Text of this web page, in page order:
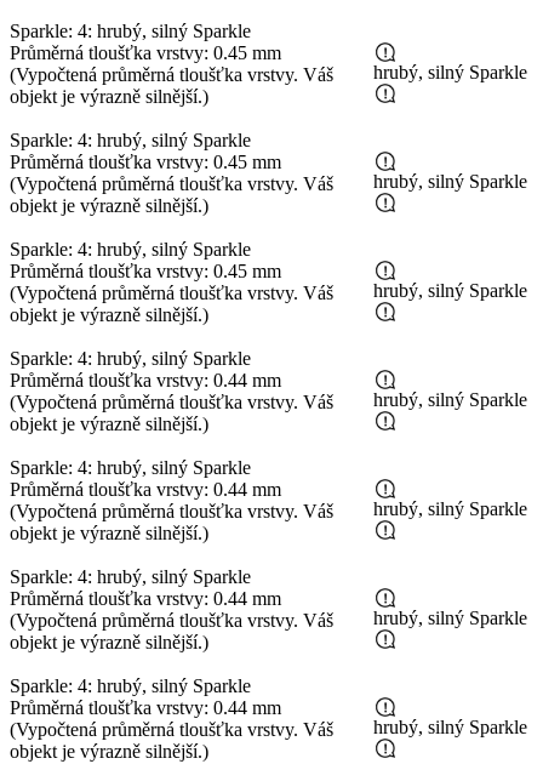
Sparkle: 4: hrubý, silný Sparkle
Průměrná tloušťka vrstvy: 0.45 mm
(Vypočtená průměrná tloušťka vrstvy. Váš
objekt je výrazně silnější.)
Sparkle: 4: hrubý, silný Sparkle
hrubý, silný Sparkle
Průměrná tloušťka vrstvy: 0.45 mm
(Vypočtená průměrná tloušťka vrstvy. Váš
objekt je výrazně silnější.)
Sparkle: 4: hrubý, silný Sparkle
hrubý, silný Sparkle
Průměrná tloušťka vrstvy: 0.45 mm
(Vypočtená průměrná tloušťka vrstvy. Váš
objekt je výrazně silnější.)
Sparkle: 4: hrubý, silný Sparkle
hrubý, silný Sparkle
Průměrná tloušťka vrstvy: 0.44 mm
(Vypočtená průměrná tloušťka vrstvy. Váš
objekt je výrazně silnější.)
Sparkle: 4: hrubý, silný Sparkle
hrubý, silný Sparkle
Průměrná tloušťka vrstvy: 0.44 mm
(Vypočtená průměrná tloušťka vrstvy. Váš
objekt je výrazně silnější.)
Sparkle: 4: hrubý, silný Sparkle
hrubý, silný Sparkle
Průměrná tloušťka vrstvy: 0.44 mm
(Vypočtená průměrná tloušťka vrstvy. Váš
objekt je výrazně silnější.)
Sparkle: 4: hrubý, silný Sparkle
hrubý, silný Sparkle
Průměrná tloušťka vrstvy: 0.44 mm
(Vypočtená průměrná tloušťka vrstvy. Váš
objekt je výrazně silnější.)
hrubý, silný Sparkle